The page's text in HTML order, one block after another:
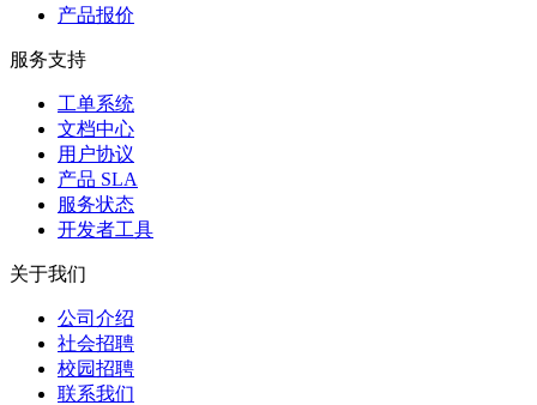
产品报价
服务支持
工单系统
文档中心
用户协议
产品 SLA
服务状态
开发者工具
关于我们
公司介绍
社会招聘
校园招聘
联系我们